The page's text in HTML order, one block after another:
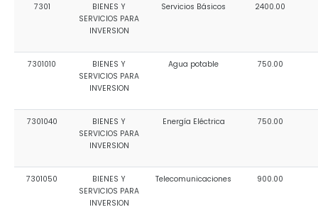
7301
BIENES Y
SERVICIOS PARA
INVERSION
Servicios Básicos 2400.00
7301010
BIENES Y
SERVICIOS PARA
INVERSION
Agua potable 750.00
7301040
BIENES Y
SERVICIOS PARA
INVERSION
Energía Eléctrica 750.00
7301050
BIENES Y
SERVICIOS PARA
INVERSION
Telecomunicaciones 900.00